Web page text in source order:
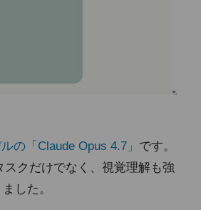
の「Claude Opus 4.7」 です。
クだけでなく、視覚理解も強
した。